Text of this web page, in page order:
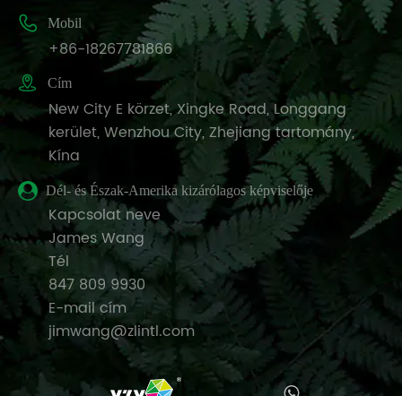
 Mobil
+86-18267781866
 Cím
New City E körzet, Xingke Road, Longgang
kerület, Wenzhou City, Zhejiang tartomány,
Kína
Dél- és Észak-Amerika kizárólagos képviselője
Kapcsolat neve
James Wang
Tél
847 809 9930
E-mail cím
jimwang@zlintl.com